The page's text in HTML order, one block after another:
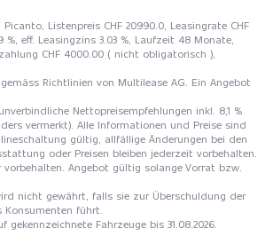
Listenpreis CHF 20990.0, Leasingrate CHF
%, eff. Leasingzins 3.03 %, Laufzeit 48 Monate,
CHF 4000.00 ( nicht obligatorisch ),
Richtlinien von Multilease AG. Ein Angebot
Nettopreisempfehlungen inkl. 8,1 %
vermerkt). Alle Informationen und Preise sind
gültig, allfällige Änderungen bei den
oder Preisen bleiben jederzeit vorbehalten.
Angebot gültig solange Vorrat bzw.
nicht gewährt, falls sie zur Überschuldung der
führt.
Fahrzeuge bis 31.08.2026.